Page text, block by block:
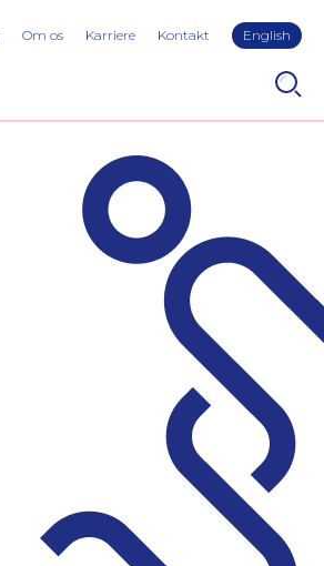
Om os Karriere Kontakt English